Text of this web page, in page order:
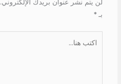
لن يتم نشر عنوان بريدك الإلكتروني.
بـ *